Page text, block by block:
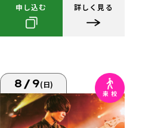
申し込む 詳しく見る
8/9(日)